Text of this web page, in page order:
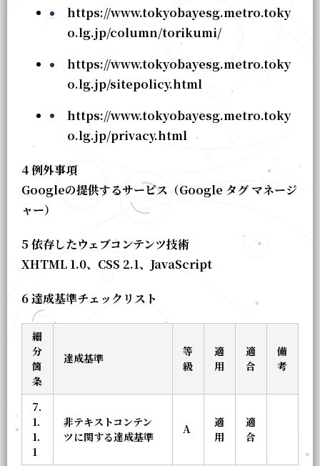
https://www.tokyobayesg.metro.toky
o.lg.jp/column/torikumi/
https://www.tokyobayesg.metro.toky
o.lg.jp/sitepolicy.html
https://www.tokyobayesg.metro.toky
o.lg.jp/privacy.html
4 例外事項
Googleの提供するサービス（Google タグ マネージ
ャー）
5 依存したウェブコンテンツ技術
XHTML 1.0、CSS 2.1、JavaScript
6 達成基準チェックリスト
細
分
箇
条
達成基準
等
級
適
用
適
合
備
考
7.
1.
1.
1
非テキストコンテン
ツに関する達成基準
A
適
用
適
合